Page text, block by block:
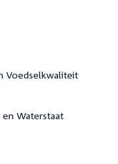
Voedselkwaliteit
Waterstaat